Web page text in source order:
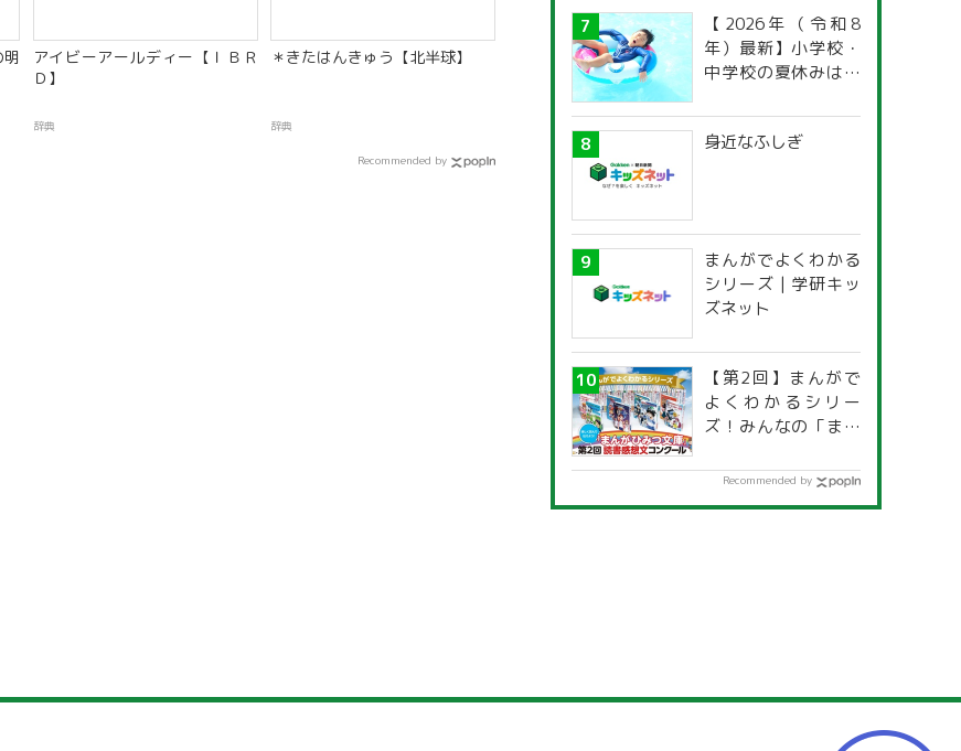
アイビーアールディー【ＩＢＲ
Ｄ】
辞典
＊きたはんきゅう【北半球】
辞典
Recommended by
【2026年（令和8
年）最新】小学校・
中学校の夏休みはい
道府県別「夏季休暇
一覧」
身近なふしぎ
まんがでよくわかる
シリーズ | 学研キッ
ズネット
【第2回】まんがで
よくわかるシリー
ズ！みんなの「まん
感想文コンクール
Recommended by